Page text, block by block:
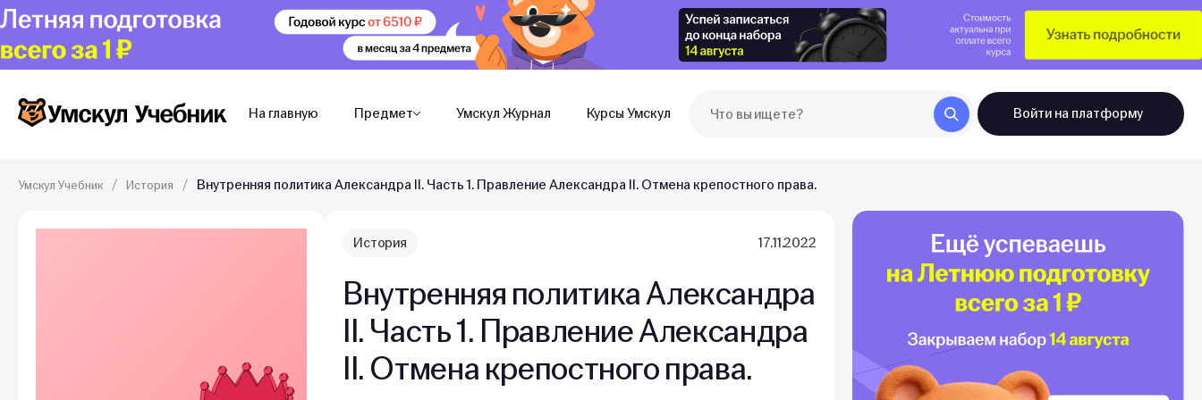
На главную Предмет Умскул Журнал Курсы Умскул Войти на платформу
Умскул Учебник История Внутренняя политика Александра II. Часть 1. Правление Александра II. Отмена крепостного права.
История 17.11.2022
Внутренняя политика Александра
II. Часть 1. Правление Александра
II. Отмена крепостного права.